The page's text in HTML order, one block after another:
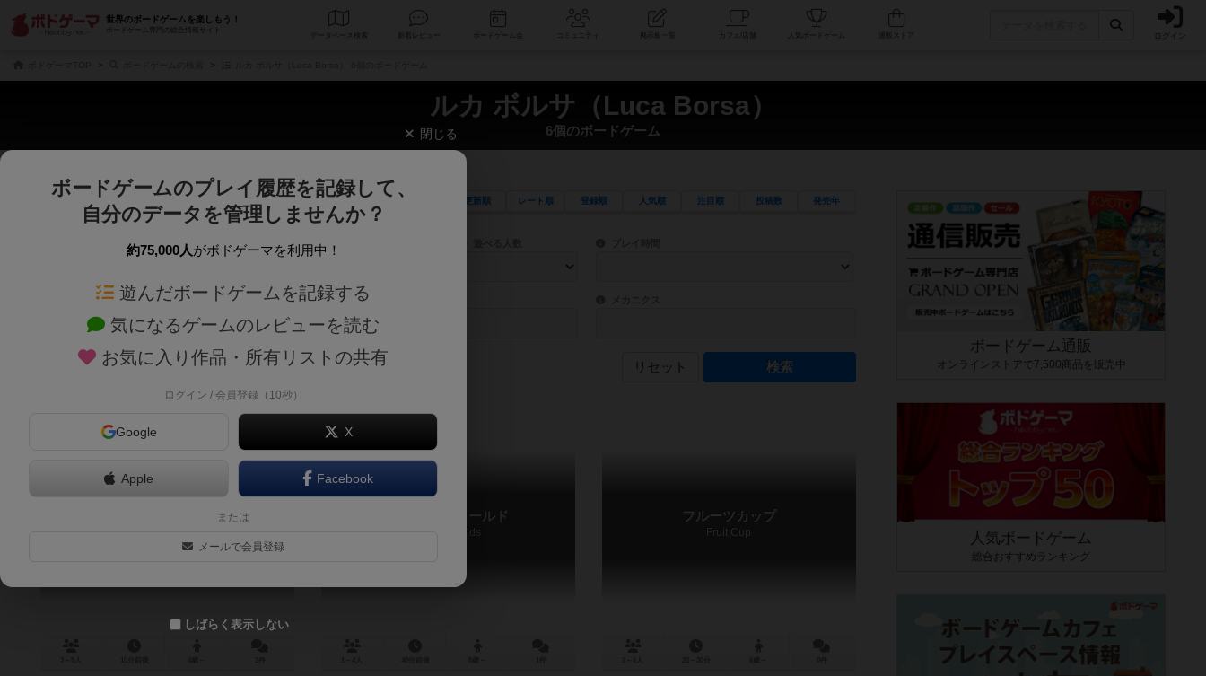
世界のボードゲームを楽しもう！
ボードゲーム専門の総合情報サイト
データベース コミュニティ 人気ボードゲーム ログイン
ルカ ボルサ（Luca Borsa）
6個のボードゲーム
じっくり表示 更新順 レート順 登録順 人気順 注目順 投稿数 発売年
商品名、商品説明文、デザイナー名、テーマ名、メカニクス名を対象にフリーワード検索ができます。
ゲームデザイナー名を指定して検索できます。
ゲームデザイナー 目安となる所要時間を指定することができます。マニュアルを読む時間や参加者へのルール説明時間は含まれていないため、初めて
対象年齢を指定します。 世界観や登場人物などモチーフ・ストーリーを指定することができます。直感的にゲームシステムを理解できるよう、中世ファンタジー・クッキング・海賊同士の対決など、ゲームコンセプトを絞
テーマ/フレーバー ゲーム性を構成するコアシステムです。主にボードゲームに慣れている方向けの絞込機能です。例えば「ダイスロール」はランダ
リセット
5.9
フラワーフィールド
Flower Fields
フルーツカップ
Fruit Cup
ボードゲーム通販
オンラインストアで7,500商品を販売中
人気ボードゲーム
総合おすすめランキング
閉じる
ボードゲームのプレイ履歴を記録して、
自分のデータを管理しませんか？
約75,000人がボドゲーマを利用中！
遊んだボードゲームを記録する
気になるゲームのレビューを読む
お気に入り作品・所有リストの共有
ログイン / 会員登録（10秒）
Google X
Apple Facebook
または
メールで会員登録
しばらく表示しない